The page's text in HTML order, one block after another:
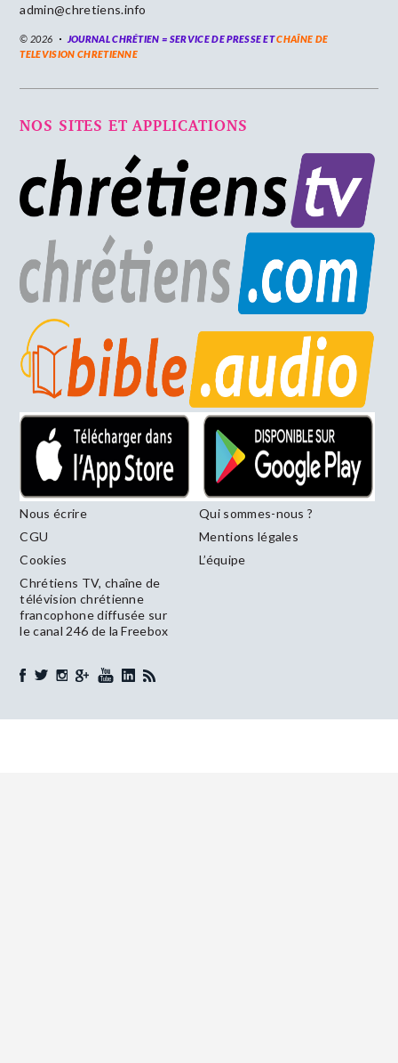
admin@chretiens.info
© 2026 JOURNAL CHRÉTIEN = SERVICE DE PRESSE ETCHAÎNE DE
TELEVISION CHRETIENNE
NOS SITES ET APPLICATIONS
Nous écrire
Qui sommes-nous ?
CGU
Mentions légales
Cookies
L’équipe
Chrétiens TV, chaîne de
télévision chrétienne
francophone diffusée sur
le canal 246 de la Freebox